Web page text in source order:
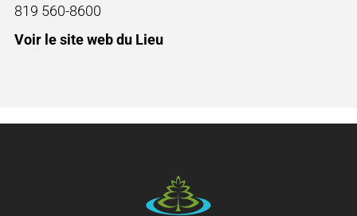
819 560-8600
Voir le site web du Lieu